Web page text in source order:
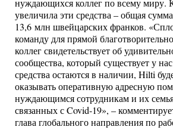
нуждающихся коллег по всему миру.
увеличила эти средства – общая
13,6 млн швейцарских франков.
команду для прямой
коллег свидетельствует об
сообщества, который существует у
средства остаются в наличии, Hilti
оказывать оперативную адресную
нуждающимся сотрудникам и их
связанных с Covid-19», –
глава глобального направления по